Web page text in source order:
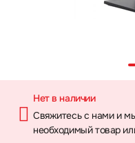
Нет в наличии
Свяжитесь с нами и
необходимый товар